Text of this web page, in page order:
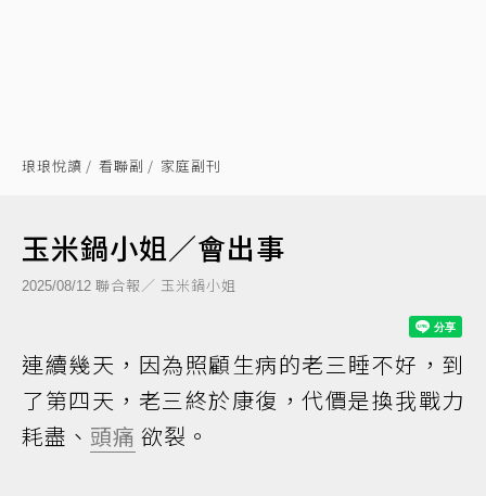
琅琅悅讀 看聯副 家庭副刊
玉米鍋小姐／會出事
2025/08/12 聯合報／ 玉米鍋小姐
連續幾天，因為照顧生病的老三睡不好，到
了第四天，老三終於康復，代價是換我戰力
耗盡、 頭痛 欲裂。